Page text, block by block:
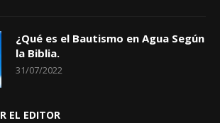
¿Qué es el Bautismo en Agua Según
la Biblia.
31/07/2022
EL EDITOR